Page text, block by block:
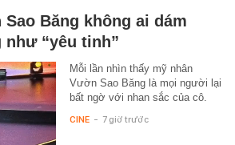
Băng không ai dám
“yêu tinh”
Mỗi lần nhìn thấy mỹ nhân
Vườn Sao Băng là mọi người lại
bất ngờ với nhan sắc của cô.
CINE - 7 giờ trước